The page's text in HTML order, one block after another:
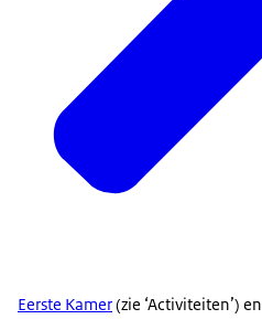
Eerste Kamer(zie ‘Activiteiten’) en